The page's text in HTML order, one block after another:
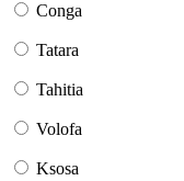
Conga
Tatara
Tahitia
Volofa
Ksosa